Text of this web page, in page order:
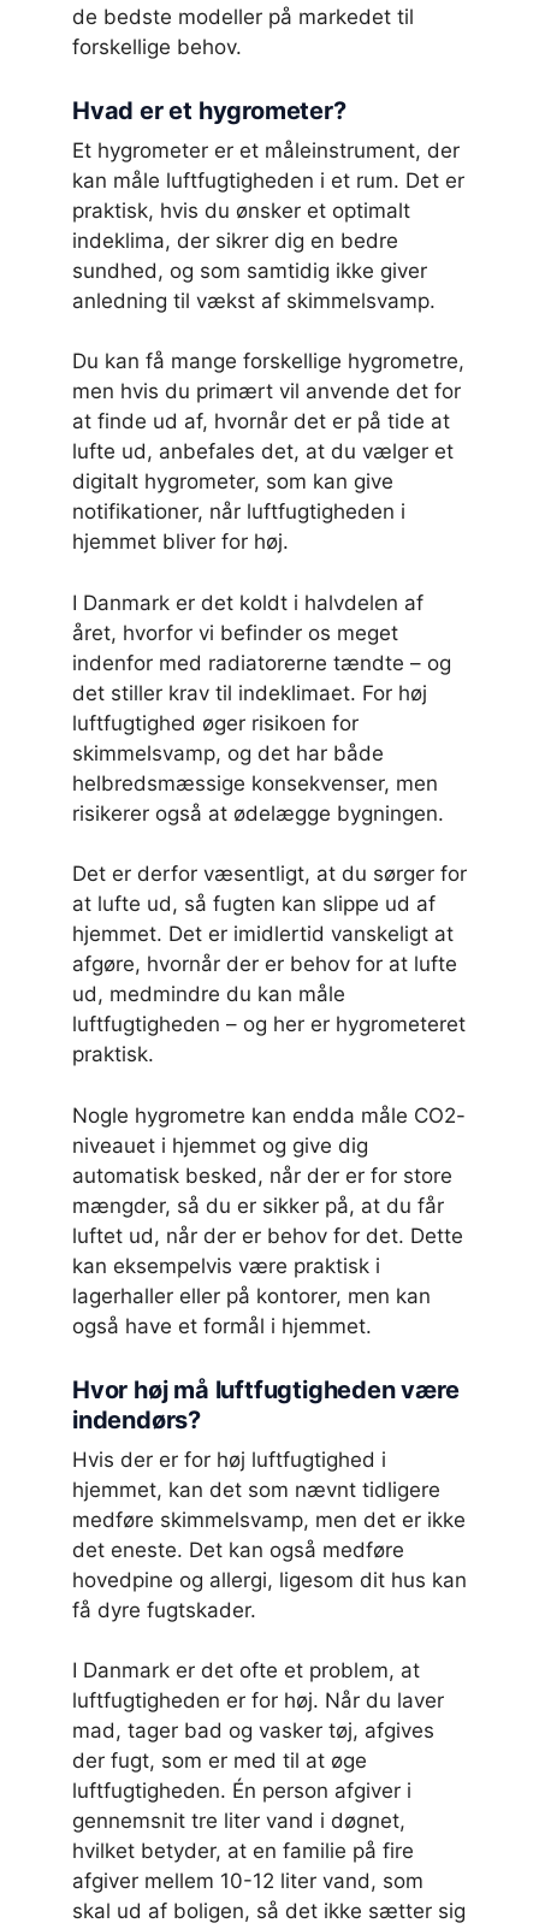
de bedste modeller på markedet til
forskellige behov.
Hvad er et hygrometer?
Et hygrometer er et måleinstrument, der
kan måle luftfugtigheden i et rum. Det er
praktisk, hvis du ønsker et optimalt
indeklima, der sikrer dig en bedre
sundhed, og som samtidig ikke giver
anledning til vækst af skimmelsvamp.
Du kan få mange forskellige hygrometre,
men hvis du primært vil anvende det for
at finde ud af, hvornår det er på tide at
lufte ud, anbefales det, at du vælger et
digitalt hygrometer, som kan give
notifikationer, når luftfugtigheden i
hjemmet bliver for høj.
I Danmark er det koldt i halvdelen af
året, hvorfor vi befinder os meget
indenfor med radiatorerne tændte – og
det stiller krav til indeklimaet. For høj
luftfugtighed øger risikoen for
skimmelsvamp, og det har både
helbredsmæssige konsekvenser, men
risikerer også at ødelægge bygningen.
Det er derfor væsentligt, at du sørger for
at lufte ud, så fugten kan slippe ud af
hjemmet. Det er imidlertid vanskeligt at
afgøre, hvornår der er behov for at lufte
ud, medmindre du kan måle
luftfugtigheden – og her er hygrometeret
praktisk.
Nogle hygrometre kan endda måle CO2-
niveauet i hjemmet og give dig
automatisk besked, når der er for store
mængder, så du er sikker på, at du får
luftet ud, når der er behov for det. Dette
kan eksempelvis være praktisk i
lagerhaller eller på kontorer, men kan
også have et formål i hjemmet.
Hvor høj må luftfugtigheden være
indendørs?
Hvis der er for høj luftfugtighed i
hjemmet, kan det som nævnt tidligere
medføre skimmelsvamp, men det er ikke
det eneste. Det kan også medføre
hovedpine og allergi, ligesom dit hus kan
få dyre fugtskader.
I Danmark er det ofte et problem, at
luftfugtigheden er for høj. Når du laver
mad, tager bad og vasker tøj, afgives
der fugt, som er med til at øge
luftfugtigheden. Én person afgiver i
gennemsnit tre liter vand i døgnet,
hvilket betyder, at en familie på fire
afgiver mellem 10-12 liter vand, som
skal ud af boligen, så det ikke sætter sig